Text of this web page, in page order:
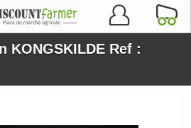
KONGSKILDE Ref :